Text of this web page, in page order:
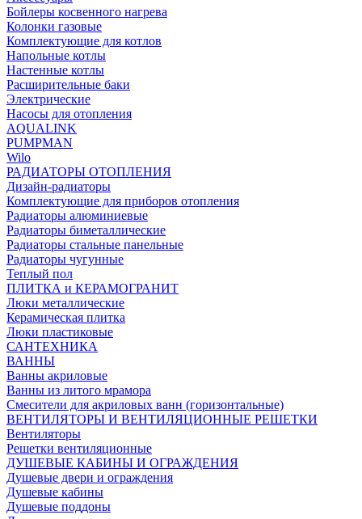
Бойлеры косвенного нагрева
Колонки газовые
Комплектующие для котлов
Напольные котлы
Настенные котлы
Расширительные баки
Электрические
Насосы для отопления
AQUALINK
PUMPMAN
Wilo
РАДИАТОРЫ ОТОПЛЕНИЯ
Дизайн-радиаторы
Комплектующие для приборов отопления
Радиаторы алюминиевые
Радиаторы биметаллические
Радиаторы стальные панельные
Радиаторы чугунные
Теплый пол
ПЛИТКА и КЕРАМОГРАНИТ
Люки металлические
Керамическая плитка
Люки пластиковые
САНТЕХНИКА
ВАННЫ
Ванны акриловые
Ванны из литого мрамора
Смесители для акриловых ванн (горизонтальные)
ВЕНТИЛЯТОРЫ И ВЕНТИЛЯЦИОННЫЕ РЕШЕТКИ
Вентиляторы
Решетки вентиляционные
ДУШЕВЫЕ КАБИНЫ И ОГРАЖДЕНИЯ
Душевые двери и ограждения
Душевые кабины
Душевые поддоны